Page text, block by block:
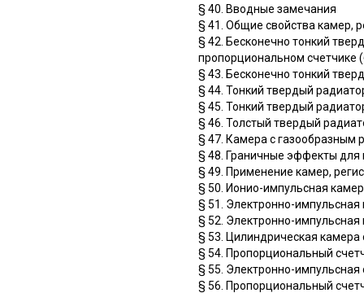
§ 40. Вводные замечания
§ 41. Общие свойства камер,
§ 42. Бесконечно тонкий
пропорциональном счетчике
§ 43. Бесконечно тонкий
§ 44. Тонкий твердый
§ 45. Тонкий твердый
§ 46. Толстый твердый
§ 47. Камера с газообразным
§ 48. Граничные эффекты для
§ 49. Применение камер,
§ 50. Ионио-импульсная
§ 51. Электронно-
§ 52. Электронно-
§ 53. Цилиндрическая
§ 54. Пропорциональный
§ 55. Электронно-
§ 56. Пропорциональный